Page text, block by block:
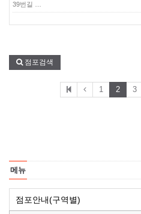
39번길 …
점포검색
1 2 3
메뉴
점포안내(구역별)